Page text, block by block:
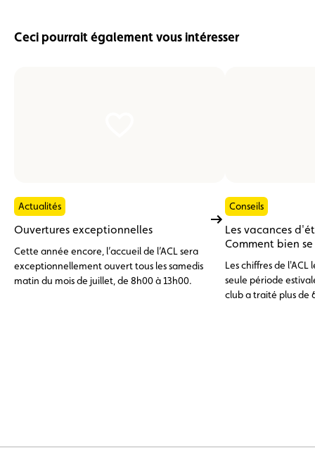
Ceci pourrait également vous intéresser
Actualités
Ouvertures exceptionnelles
Cette année encore, l’accueil de l’ACL sera
exceptionnellement ouvert tous les samedis
matin du mois de juillet, de 8h00 à 13h00.
Conseils
Les vacances
Comment bien
Les chiffres de
seule période
club a traité plus de